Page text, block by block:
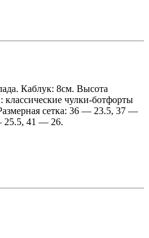
Каблук: 8см. Высота
классические чулки-ботфорты
сетка: 36 — 23.5, 37 —
41 — 26.